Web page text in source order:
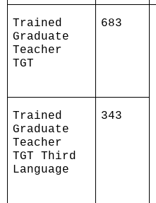
Trained
Graduate
Teacher
TGT
683
Trained
Graduate
Teacher
TGT Third
Language
343